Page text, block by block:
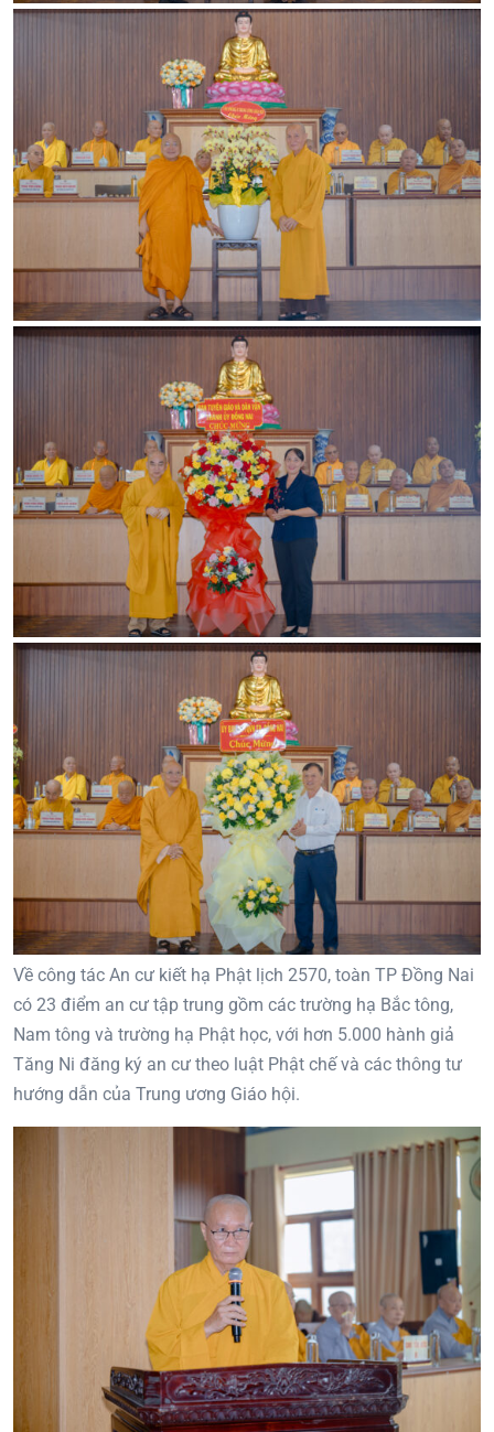
Về công tác An cư kiết hạ Phật lịch 2570, toàn TP Đồng Nai
có 23 điểm an cư tập trung gồm các trường hạ Bắc tông,
Nam tông và trường hạ Phật học, với hơn 5.000 hành giả
Tăng Ni đăng ký an cư theo luật Phật chế và các thông tư
hướng dẫn của Trung ương Giáo hội.